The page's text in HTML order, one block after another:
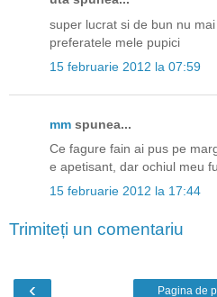
super lucrat si de bun nu
preferatele mele pupici
15 februarie 2012 la 07:59
mm spunea...
Ce fagure fain ai pus pe
e apetisant, dar ochiul meu
15 februarie 2012 la 17:44
Trimiteți un comentariu
‹ Pagina de